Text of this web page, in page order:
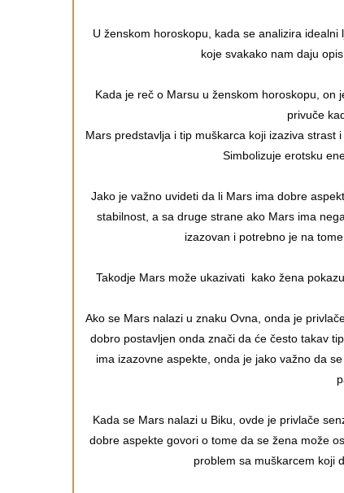
U ženskom horoskopu, kada se analizira
koje svakako nam daju
Kada je reč o Marsu u ženskom horoskopu, on
privuče
Mars predstavlja i tip muškarca koji izaziva strast
Simbolizuje erotsku
Jako je važno uvideti da li Mars ima dobre
stabilnost, a sa druge strane ako Mars ima
izazovan i potrebno je na
Takodje Mars može ukazivati kako žena
Ako se Mars nalazi u znaku Ovna, onda je
dobro postavljen onda znači da će često takav
ima izazovne aspekte, onda je jako važno da
Kada se Mars nalazi u Biku, ovde je privlače
dobre aspekte govori o tome da se žena može
problem sa muškarcem koji